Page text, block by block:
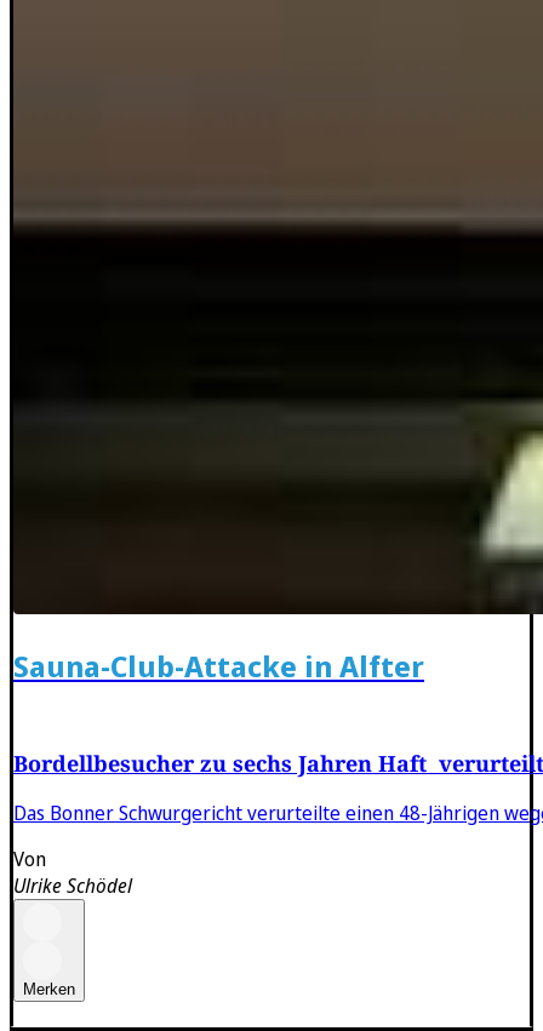
Sauna-Club-Attacke in Alfter
Bordellbesucher zu sechs Jahren Haft verurteilt
Das Bonner Schwurgericht verurteilte einen 48-Jährigen
Von
Ulrike Schödel
Merken